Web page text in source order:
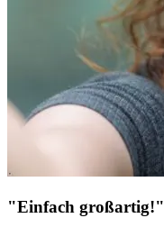
"Einfach großartig!"